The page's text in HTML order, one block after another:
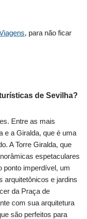
, para não ficar
de Sevilha?
Entre as mais
e a Giralda, que é uma
A Torre Giralda, que
espetaculares
ponto imperdível, um
arquitetônicos e jardins
da Praça de
com sua arquitetura
são perfeitos para